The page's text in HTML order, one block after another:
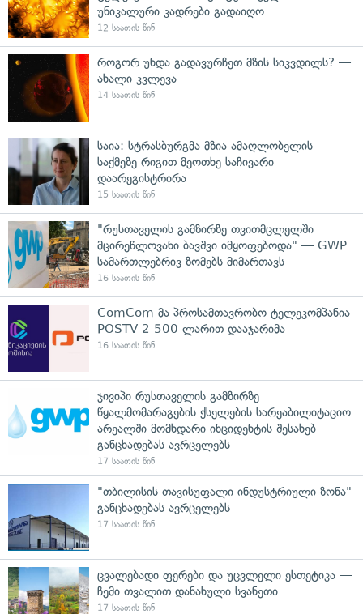
უნიკალური კადრები გადაიღო
12 საათის წინ
როგორ უნდა გადავურჩეთ მზის სიკვდილს? —
ახალი კვლევა
14 საათის წინ
საია: სტრასბურგმა მზია ამაღლობელის
საქმეზე რიგით მეოთხე საჩივარი
დაარეგისტრირა
15 საათის წინ
"რუსთაველის გამზირზე თვითმცლელში
მცირეწლოვანი ბავშვი იმყოფებოდა" — GWP
სამართლებრივ ზომებს მიმართავს
16 საათის წინ
ComCom-მა პროსამთავრობო ტელეკომპანია
POSTV 2 500 ლარით დააჯარიმა
16 საათის წინ
ჯივიპი რუსთაველის გამზირზე
წყალმომარაგების ქსელების სარეაბილიტაციო
არეალში მომხდარი ინციდენტის შესახებ
განცხადებას ავრცელებს
17 საათის წინ
"თბილისის თავისუფალი ინდუსტრიული ზონა"
განცხადებას ავრცელებს
17 საათის წინ
ცვალებადი ფერები და უცვლელი ესთეტიკა —
ჩემი თვალით დანახული სვანეთი
17 საათის წინ